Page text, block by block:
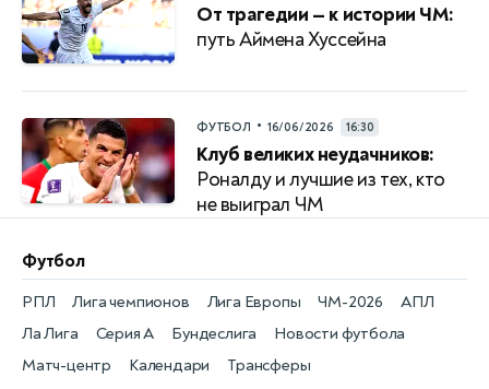
От трагедии — к истории ЧМ:
путь Аймена Хуссейна
ФУТБОЛ • 16/06/2026 16:30
Клуб великих неудачников:
Роналду и лучшие из тех, кто
не выиграл ЧМ
Футбол
Новости футбола
РПЛ
Матч-центр
Лига чемпионов
Календари
Лига Европы
Трансферы
ЧМ-2026 АПЛ
Ла Лига Серия А Бундеслига